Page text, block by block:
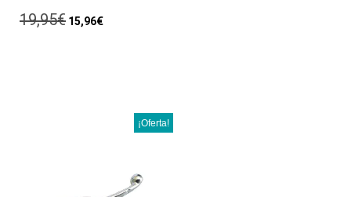
19,95€ 15,96€
¡Oferta!